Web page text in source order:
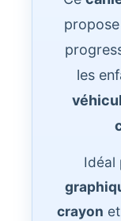
les
Idéal
crayon